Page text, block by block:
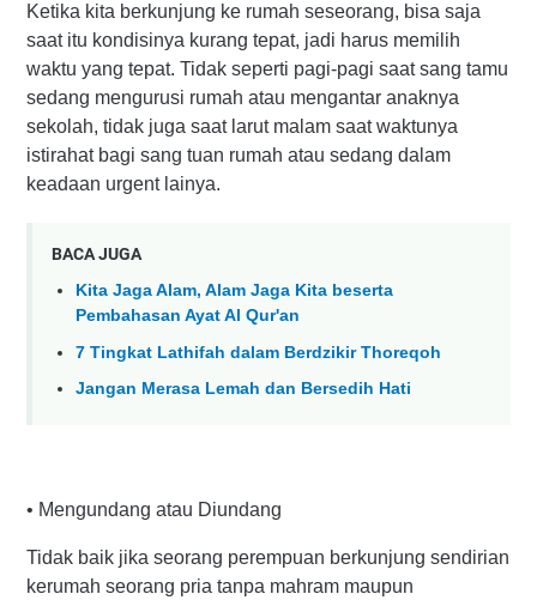
Ketika kita berkunjung ke rumah seseorang, bisa saja
saat itu kondisinya kurang tepat, jadi harus memilih
waktu yang tepat. Tidak seperti pagi-pagi saat sang tamu
sedang mengurusi rumah atau mengantar anaknya
sekolah, tidak juga saat larut malam saat waktunya
istirahat bagi sang tuan rumah atau sedang dalam
keadaan urgent lainya.
BACA JUGA
Kita Jaga Alam, Alam Jaga Kita beserta
Pembahasan Ayat Al Qur'an
7 Tingkat Lathifah dalam Berdzikir Thoreqoh
Jangan Merasa Lemah dan Bersedih Hati
• Mengundang atau Diundang
Tidak baik jika seorang perempuan berkunjung sendirian
kerumah seorang pria tanpa mahram maupun